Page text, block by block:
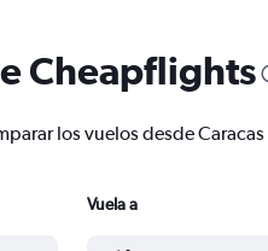
Cheapflights
los vuelos desde
Vuela a